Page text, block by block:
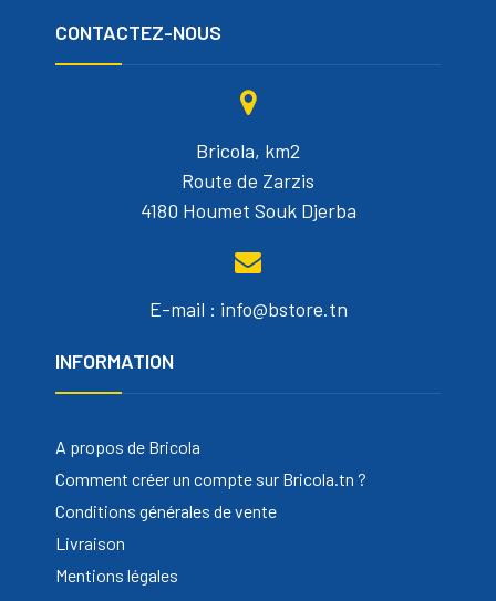
CONTACTEZ-NOUS
Bricola, km2
Route de Zarzis
4180 Houmet Souk Djerba
E-mail : info@bstore.tn
INFORMATION
A propos de Bricola
Comment créer un compte sur Bricola.tn ?
Conditions générales de vente
Livraison
Mentions légales